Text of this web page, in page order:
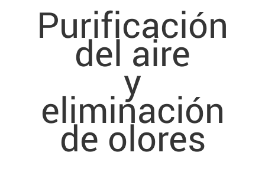
Purificación
del aire
y
eliminación
de olores